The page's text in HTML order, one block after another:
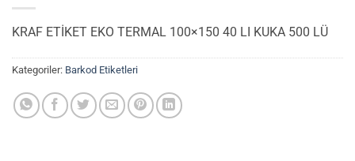
KRAF ETİKET EKO TERMAL 100×150 40 LI KUKA 500 LÜ
Kategoriler: Barkod Etiketleri